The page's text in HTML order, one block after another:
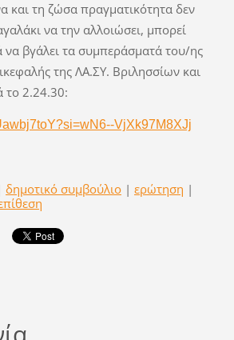
και τη ζώσα πραγματικότητα δεν
να την αλλοιώσει, μπορεί
να βγάλει τα συμπεράσματά του/ης
της ΛΑ.ΣΥ. Βριλησσίων και
το 2.24.30:
VjXk97M8XJj
δημοτικό συμβούλιο | ερώτηση |